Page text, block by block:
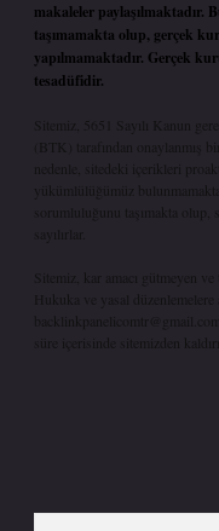
makaleler paylaşılmaktadır.
taşımamakta olup, gerçek
yapılmamaktadır. Gerçek
tesadüfidir.
Sitemiz, 5651 Sayılı Kanun
(BTK) tarafından onaylanmış
nedenle, sitedeki içerikleri
yükümlülüğümüz
sorumluluğunu taşımakta
sayılırlar.
Sitemiz, kar amacı gütmeyen
Hukuka ve yasal
backlinkpanelicomtr@gmail.com
süre içerisinde sitemizden